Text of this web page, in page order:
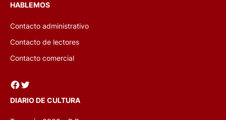
HABLEMOS
Contacto administrativo
Contacto de lectores
Contacto comercial
Facebook Twitter
DIARIO DE CULTURA